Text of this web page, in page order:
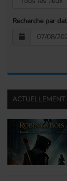
Recherche par
ACTUELLEMENT